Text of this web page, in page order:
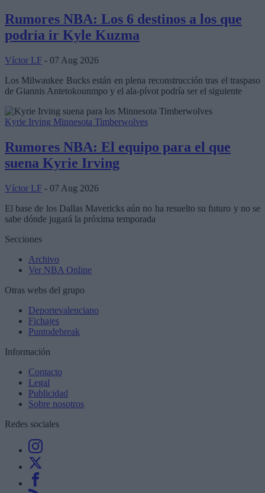
Rumores NBA: Los 6 destinos a los que
podría ir Kyle Kuzma
Víctor LF - 07 Aug 2026
Los Milwaukee Bucks están en plena reconstrucción tras el traspaso
de Giannis Antetokounmpo y el ala-pívot podría ser el siguiente
Kyrie Irving Minnesota Timberwolves
Rumores NBA: El equipo para el que
suena Kyrie Irving
Víctor LF - 07 Aug 2026
El base de los Dallas Mavericks aún no ha resuelto su futuro y no se
sabe dónde jugará la próxima temporada
Secciones
Archivo
Ver NBA Online
Otras webs del grupo
Deportevalenciano
Fichajes
Puntodebreak
Información
Contacto
Legal
Publicidad
Sobre nosotros
Redes sociales